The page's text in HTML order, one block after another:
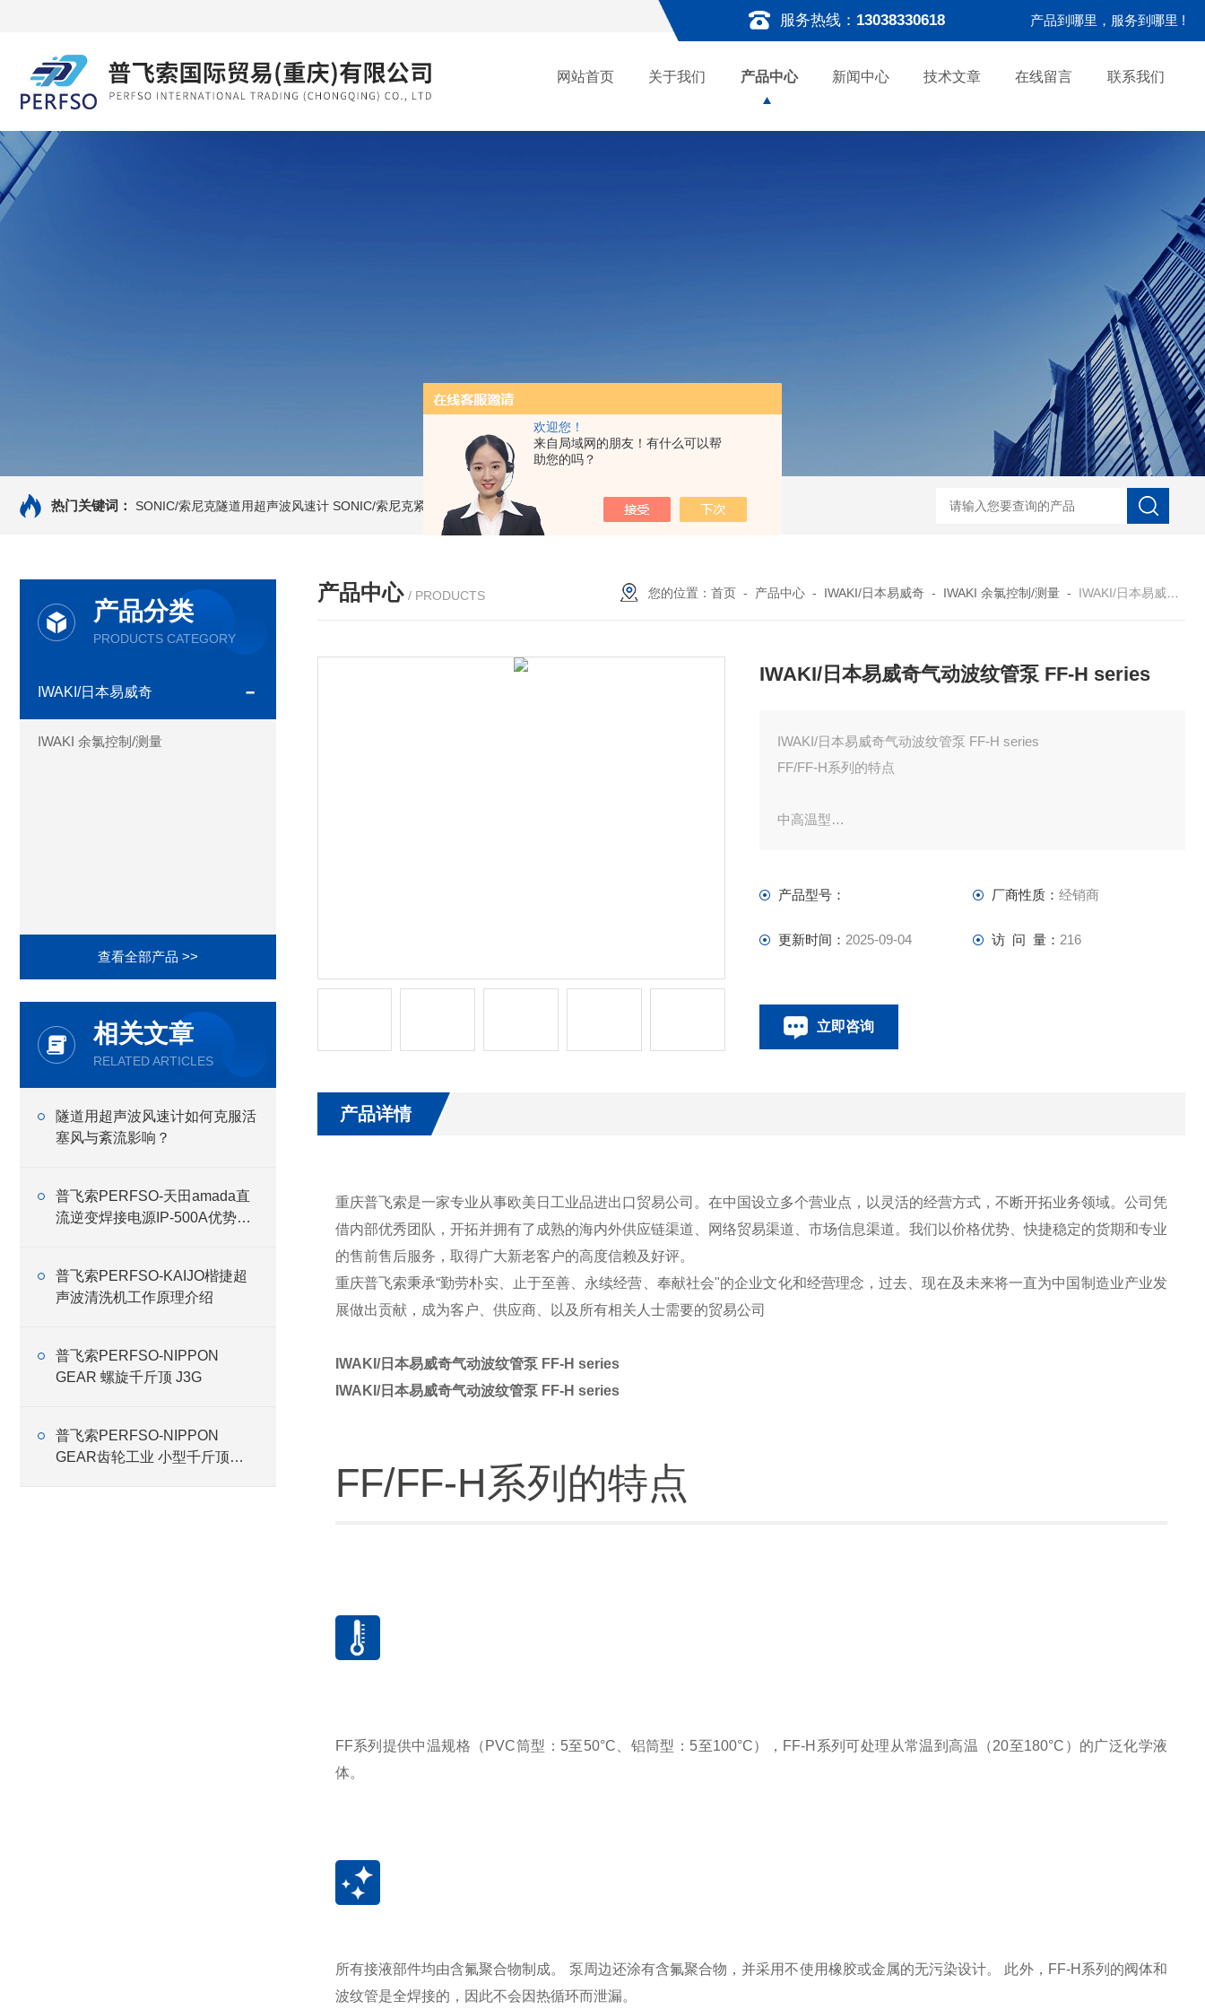
欢迎您！
来自局域网的朋友！有什么可以帮
助您的吗？
服务热线： 13038330618 产品到哪里，服务到哪里 !
网站首页 关于我们 产品中心 新闻中心 技术文章 在线留言 联系我们
热门关键词： SONIC/索尼克隧道用超声波风速计 SONIC/索尼克紧凑型液体流量计 NACG-7-E-O-25日本无机 酸性气体去除化学滤芯 NECS-7-E-B-25日本无机 酸性气体去除化学滤芯 NECS-7-E-A-25日本无
产品分类
PRODUCTS CATEGORY
IWAKI/日本易威奇
IWAKI 余氯控制/测量
查看全部产品 >>
相关文章
RELATED ARTICLES
隧道用超声波风速计如何克服活
塞风与紊流影响？
普飞索PERFSO-天田amada直
流逆变焊接电源IP-500A优势介
普飞索PERFSO-KAIJO楷捷超
声波清洗机工作原理介绍
普飞索PERFSO-NIPPON
GEAR 螺旋千斤顶 J3G
普飞索PERFSO-NIPPON
GEAR齿轮工业 小型千斤顶
产品中心 / PRODUCTS 您的位置：首页 - 产品中心 - IWAKI/日本易威奇 - IWAKI 余氯控制/测量 - IWAKI/日本易威奇气动波纹管泵 FF-H series
IWAKI/日本易威奇气动波纹管泵 FF-H series
IWAKI/日本易威奇气动波纹管泵 FF-H series
FF/FF-H系列的特点
中高温型
体。
所有接液部件均由含氟聚合物制成。 泵周边还涂有含氟聚合物，
并采用不使用橡胶或金属的无污染设计。 此外，FF-H系列的阀体
和波纹管是全焊接的，因此不会
产品型号： 厂商性质： 经销商
更新时间： 2025-09-04 访 问 量： 216
立即咨询
产品详情
重庆普飞索是一家专业从事欧美日工业品进出口贸易公司。在中国设立多个营业点，以灵活的经营方式，不断开拓业务领域。公司凭
借内部优秀团队，开拓并拥有了成熟的海内外供应链渠道、网络贸易渠道、市场信息渠道。我们以价格优势、快捷稳定的货期和专业
的售前售后服务，取得广大新老客户的高度信赖及好评。
重庆普飞索秉承“勤劳朴实、止于至善、永续经营、奉献社会"的企业文化和经营理念，过去、现在及未来将一直为中国制造业产业发
展做出贡献，成为客户、供应商、以及所有相关人士需要的贸易公司
IWAKI/日本易威奇气动波纹管泵 FF-H series
IWAKI/日本易威奇气动波纹管泵 FF-H series
FF/FF-H系列的特点
FF系列提供中温规格（PVC筒型：5至50°C、铝筒型：5至100°C），FF-H系列可处理从常温到高温（20至180°C）的广泛化学液
体。
所有接液部件均由含氟聚合物制成。 泵周边还涂有含氟聚合物，并采用不使用橡胶或金属的无污染设计。 此外，FF-H系列的阀体和
波纹管是全焊接的，因此不会因热循环而泄漏。